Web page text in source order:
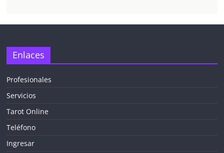
Enlaces
Profesionales
Servicios
Tarot Online
Teléfono
Ingresar